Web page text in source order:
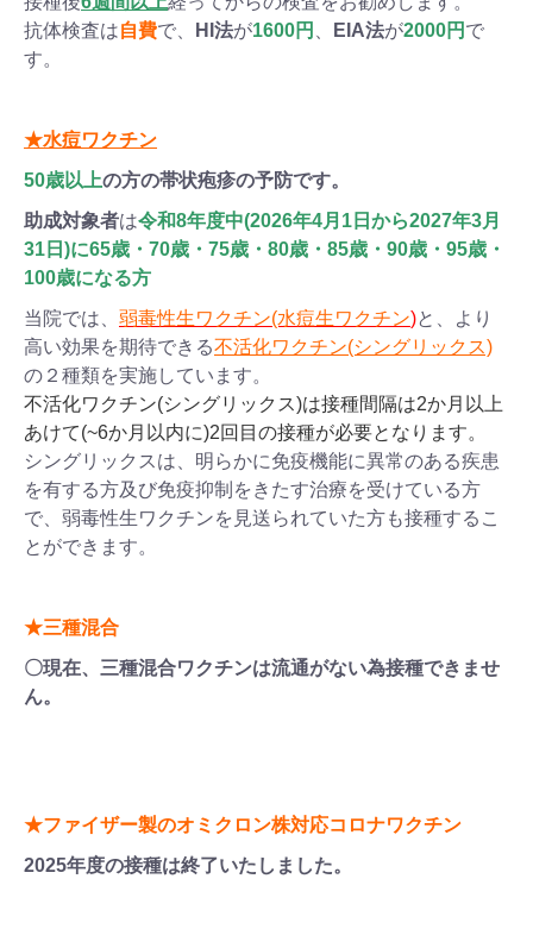
抗体検査は自費で、 HI法が1600円 EIA法が2000円 で
す。
★水痘ワクチン
50歳以上の方の帯状疱疹の予防です。
助成対象者は令和8年度中(2026年4月1日から2027年3月
31日)に65歳・70歳・75歳・80歳・85歳・90歳・95歳・
100歳になる方
当院では、 弱毒性生ワクチン(水痘生ワクチン)と、より
高い効果を期待できる不活化ワクチン(シングリックス)
の２種類を実施しています。
不活化ワクチン(シングリックス)は接種間隔は2か月以上
あけて(~6か月以内に)2回目の接種が必要となります。
シングリックスは、明らかに免疫機能に異常のある疾患
を有する方及び免疫抑制をきたす治療を受けている方
で、弱毒性生ワクチンを見送られていた方も接種するこ
とができます。
★三種混合
〇現在、三種混合ワクチンは流通がない為接種できませ
ん。
★ファイザー製のオミクロン株対応コロナワクチン
2025年度の接種は終了いたしました。